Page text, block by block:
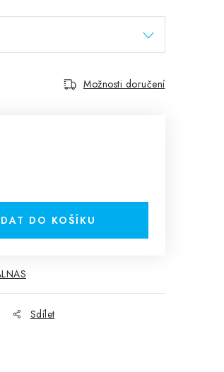
Možnosti doručení
DO KOŠÍKU
Sdílet